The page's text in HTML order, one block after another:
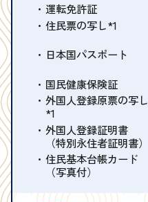
運転免許証
住民票の写し*1
日本国パスポート
国民健康保険証
外国人登録原票の写し
*1
外国人登録証明書
（特別永住者証明書）
住民基本台帳カード
（写真付）